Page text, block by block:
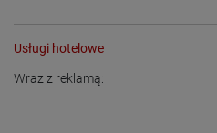
Usługi hotelowe
Wraz z reklamą: